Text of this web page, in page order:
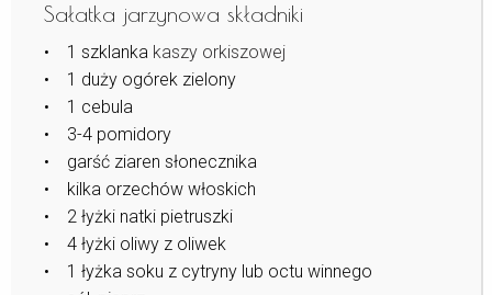
Sałatka jarzynowa składniki
• 1 szklanka kaszy orkiszowej
• 1 duży ogórek zielony
• 1 cebula
• 3-4 pomidory
• garść ziaren słonecznika
• kilka orzechów włoskich
• 2 łyżki natki pietruszki
• 4 łyżki oliwy z oliwek
• 1 łyżka soku z cytryny lub octu winnego